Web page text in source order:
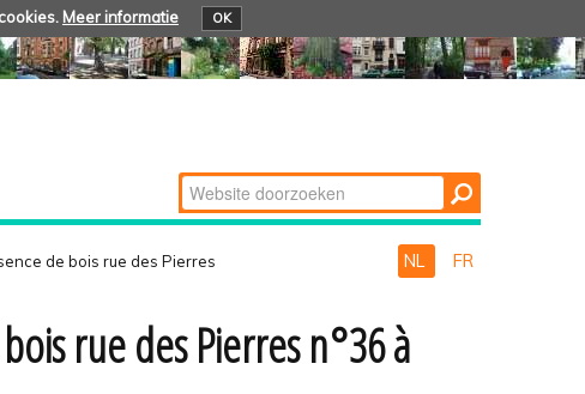
Meer informatie OK
Zoek
Geavanceerd
de bois rue des Pierres
NL FR
rue des Pierres n°36 à